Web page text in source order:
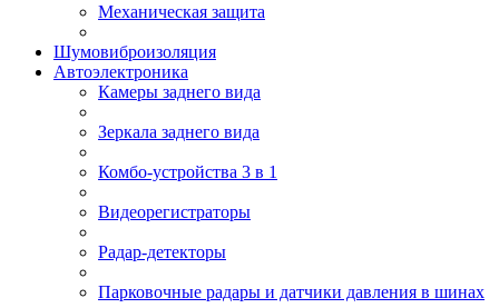
Механическая защита
Шумовиброизоляция
Автоэлектроника
Камеры заднего вида
Зеркала заднего вида
Комбо-устройства 3 в 1
Видеорегистраторы
Радар-детекторы
Парковочные радары и датчики давления в шинах